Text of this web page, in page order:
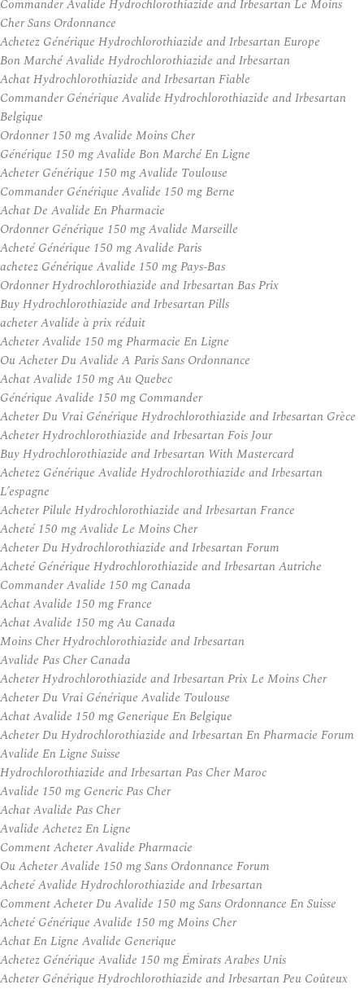
Commander Avalide Hydrochlorothiazide and Irbesartan Le Moins
Cher Sans Ordonnance
Achetez Générique Hydrochlorothiazide and Irbesartan Europe
Bon Marché Avalide Hydrochlorothiazide and Irbesartan
Achat Hydrochlorothiazide and Irbesartan Fiable
Commander Générique Avalide Hydrochlorothiazide and Irbesartan
Belgique
Ordonner 150 mg Avalide Moins Cher
Générique 150 mg Avalide Bon Marché En Ligne
Acheter Générique 150 mg Avalide Toulouse
Commander Générique Avalide 150 mg Berne
Achat De Avalide En Pharmacie
Ordonner Générique 150 mg Avalide Marseille
Acheté Générique 150 mg Avalide Paris
achetez Générique Avalide 150 mg Pays-Bas
Ordonner Hydrochlorothiazide and Irbesartan Bas Prix
Buy Hydrochlorothiazide and Irbesartan Pills
acheter Avalide à prix réduit
Acheter Avalide 150 mg Pharmacie En Ligne
Ou Acheter Du Avalide A Paris Sans Ordonnance
Achat Avalide 150 mg Au Quebec
Générique Avalide 150 mg Commander
Acheter Du Vrai Générique Hydrochlorothiazide and Irbesartan Grèce
Acheter Hydrochlorothiazide and Irbesartan Fois Jour
Buy Hydrochlorothiazide and Irbesartan With Mastercard
Achetez Générique Avalide Hydrochlorothiazide and Irbesartan
L’espagne
Acheter Pilule Hydrochlorothiazide and Irbesartan France
Acheté 150 mg Avalide Le Moins Cher
Acheter Du Hydrochlorothiazide and Irbesartan Forum
Acheté Générique Hydrochlorothiazide and Irbesartan Autriche
Commander Avalide 150 mg Canada
Achat Avalide 150 mg France
Achat Avalide 150 mg Au Canada
Moins Cher Hydrochlorothiazide and Irbesartan
Avalide Pas Cher Canada
Acheter Hydrochlorothiazide and Irbesartan Prix Le Moins Cher
Acheter Du Vrai Générique Avalide Toulouse
Achat Avalide 150 mg Generique En Belgique
Acheter Du Hydrochlorothiazide and Irbesartan En Pharmacie Forum
Avalide En Ligne Suisse
Hydrochlorothiazide and Irbesartan Pas Cher Maroc
Avalide 150 mg Generic Pas Cher
Achat Avalide Pas Cher
Avalide Achetez En Ligne
Comment Acheter Avalide Pharmacie
Ou Acheter Avalide 150 mg Sans Ordonnance Forum
Acheté Avalide Hydrochlorothiazide and Irbesartan
Comment Acheter Du Avalide 150 mg Sans Ordonnance En Suisse
Acheté Générique Avalide 150 mg Moins Cher
Achat En Ligne Avalide Generique
Achetez Générique Avalide 150 mg Émirats Arabes Unis
Acheter Générique Hydrochlorothiazide and Irbesartan Peu Coûteux